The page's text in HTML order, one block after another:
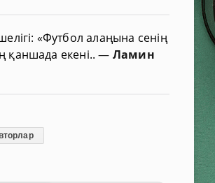
«Футбол алаңына сенің
қаншада екені..— Ламин